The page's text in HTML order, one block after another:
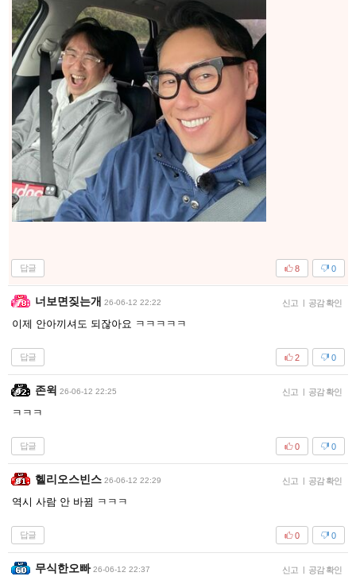
답글 0
8
너보면짖는개 26-06-12 22:22 신고 | 공감 확인
이제 안아끼셔도 되잖아요 ㅋㅋㅋㅋㅋ
답글 0
2
존윅 26-06-12 22:25 신고 | 공감 확인
ㅋㅋㅋ
답글 0
0
헬리오스빈스 26-06-12 22:29 신고 | 공감 확인
역시 사람 안 바뀜 ㅋㅋㅋ
답글 0
0
무식한오빠 26-06-12 22:37 신고 | 공감 확인